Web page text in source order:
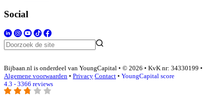
Social
Bijbaan.nl is onderdeel van YoungCapital • © 2026 • KvK nr: 34330199 •
Algemene voorwaarden • Privacy Contact • YoungCapital score
4.3 - 3366 reviews